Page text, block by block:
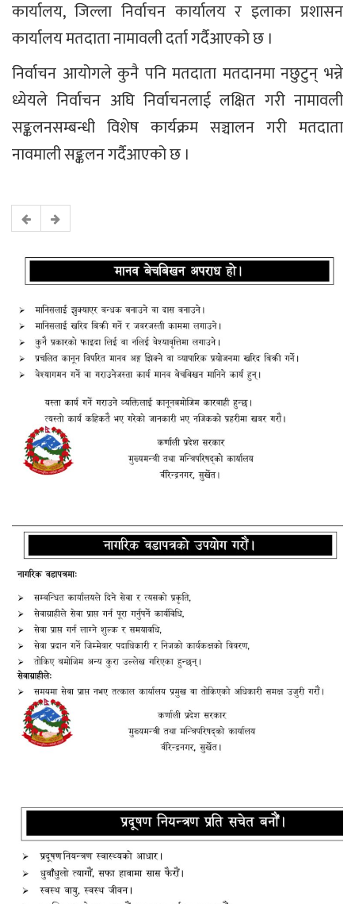
कार्यालय, जिल्ला निर्वाचन कार्यालय र इलाका प्रशासन
कार्यालय मतदाता नामावली दर्ता गर्दैआएको छ ।
निर्वाचन आयोगले कुनै पनि मतदाता मतदानमा नछुटुन् भन्ने
ध्येयले निर्वाचन अघि निर्वाचनलाई लक्षित गरी नामावली
सङ्कलनसम्बन्धी विशेष कार्यक्रम सञ्चालन गरी मतदाता
नावमाली सङ्कलन गर्दैआएको छ ।